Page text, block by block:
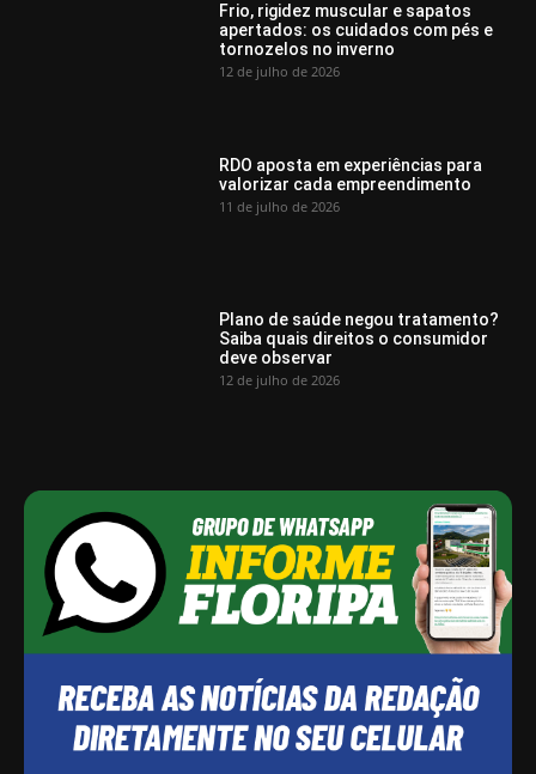
Frio, rigidez muscular e sapatos
apertados: os cuidados com pés e
tornozelos no inverno
12 de julho de 2026
RDO aposta em experiências para
valorizar cada empreendimento
11 de julho de 2026
Plano de saúde negou tratamento?
Saiba quais direitos o consumidor
deve observar
12 de julho de 2026